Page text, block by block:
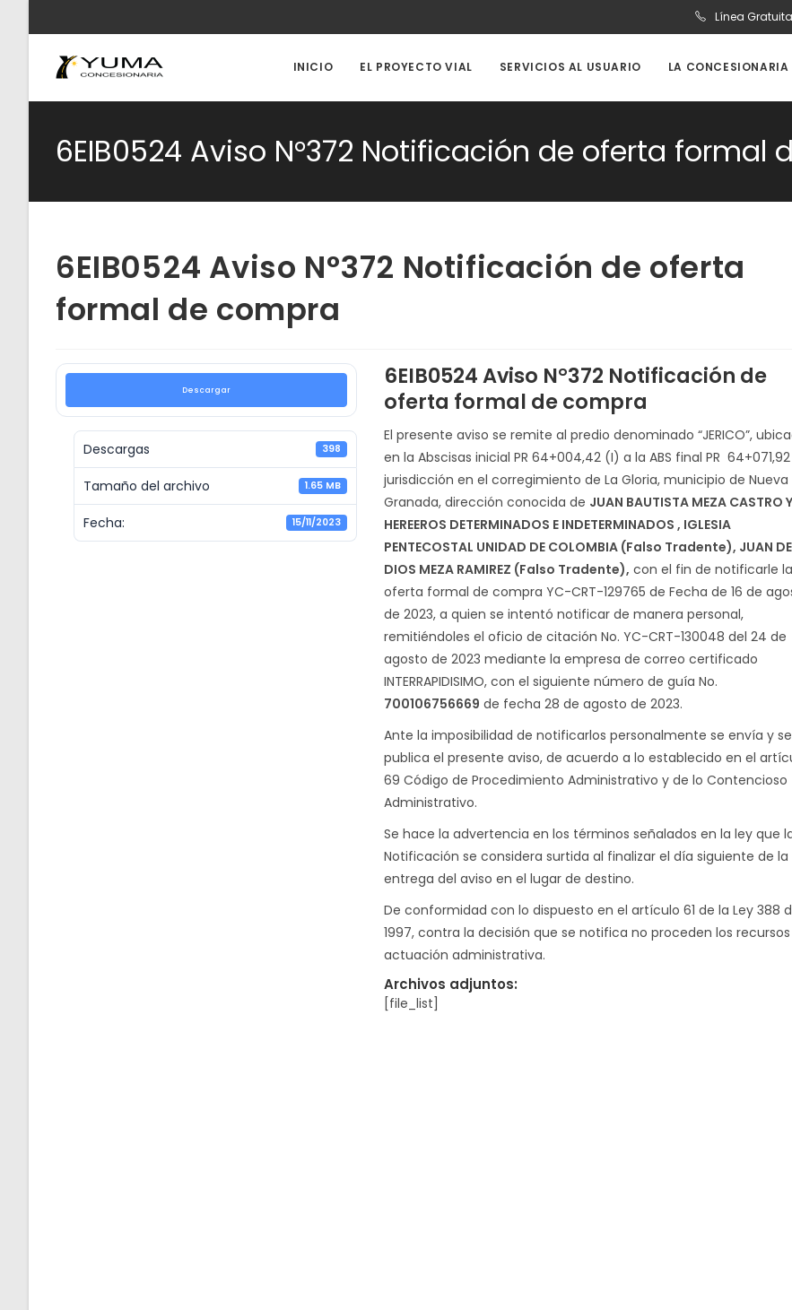
contenido
Línea
INICIO EL PROYECTO VIAL SERVICIOS AL USUARIO LA CONCESIONARIA
6EIB0524 Aviso N°372 Notificación de oferta formal
6EIB0524 Aviso N°372 Notificación de oferta
formal de compra
Descargar
Descargas 398
Tamaño del archivo 1.65 MB
Fecha: 15/11/2023
6EIB0524 Aviso N°372 Notificación de
oferta formal de compra
El presente aviso se remite al predio denominado “JERICO”,
en la Abscisas inicial PR 64+004,42 (I) a la ABS final PR
jurisdicción en el corregimiento de La Gloria, municipio de Nueva
Granada, dirección conocida de JUAN BAUTISTA MEZA CASTRO
HEREEROS DETERMINADOS E INDETERMINADOS , IGLESIA
PENTECOSTAL UNIDAD DE COLOMBIA (Falso Tradente), JUAN DE
DIOS MEZA RAMIREZ (Falso Tradente), con el fin de notificarle la
oferta formal de compra YC-CRT-129765 de Fecha de 16 de
de 2023, a quien se intentó notificar de manera personal,
remitiéndoles el oficio de citación No. YC-CRT-130048 del 24 de
agosto de 2023 mediante la empresa de correo certificado
INTERRAPIDISIMO, con el siguiente número de guía No.
700106756669 de fecha 28 de agosto de 2023.
Ante la imposibilidad de notificarlos personalmente se envía y se
publica el presente aviso, de acuerdo a lo establecido en el
69 Código de Procedimiento Administrativo y de lo Contencioso
Administrativo.
Se hace la advertencia en los términos señalados en la ley que
Notificación se considera surtida al finalizar el día siguiente de la
entrega del aviso en el lugar de destino.
De conformidad con lo dispuesto en el artículo 61 de la Ley 388
1997, contra la decisión que se notifica no proceden los
actuación administrativa.
Archivos adjuntos:
[file_list]